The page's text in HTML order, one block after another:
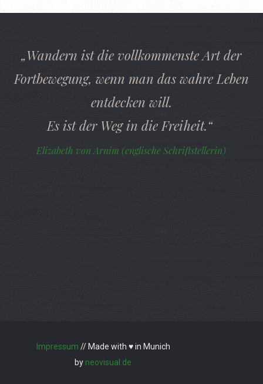
„Wandern ist die vollkommenste Art der
Fortbewegung, wenn man das wahre Leben
entdecken will.
Es ist der Weg in die Freiheit.“
Elizabeth von Arnim (englische Schriftstellerin)
Impressum // Made with ♥ in Munich
by neovisual.de